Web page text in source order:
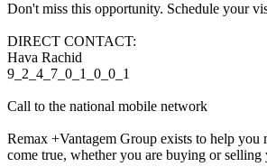
Don't miss this opportunity. Schedule your
DIRECT CONTACT:
Hava Rachid
9_2_4_7_0_1_0_0_1
Call to the national mobile network
Remax +Vantagem Group exists to help you
come true, whether you are buying or selling